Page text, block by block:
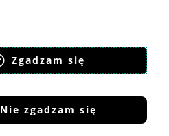
Zgadzam się
Nie zgadzam się